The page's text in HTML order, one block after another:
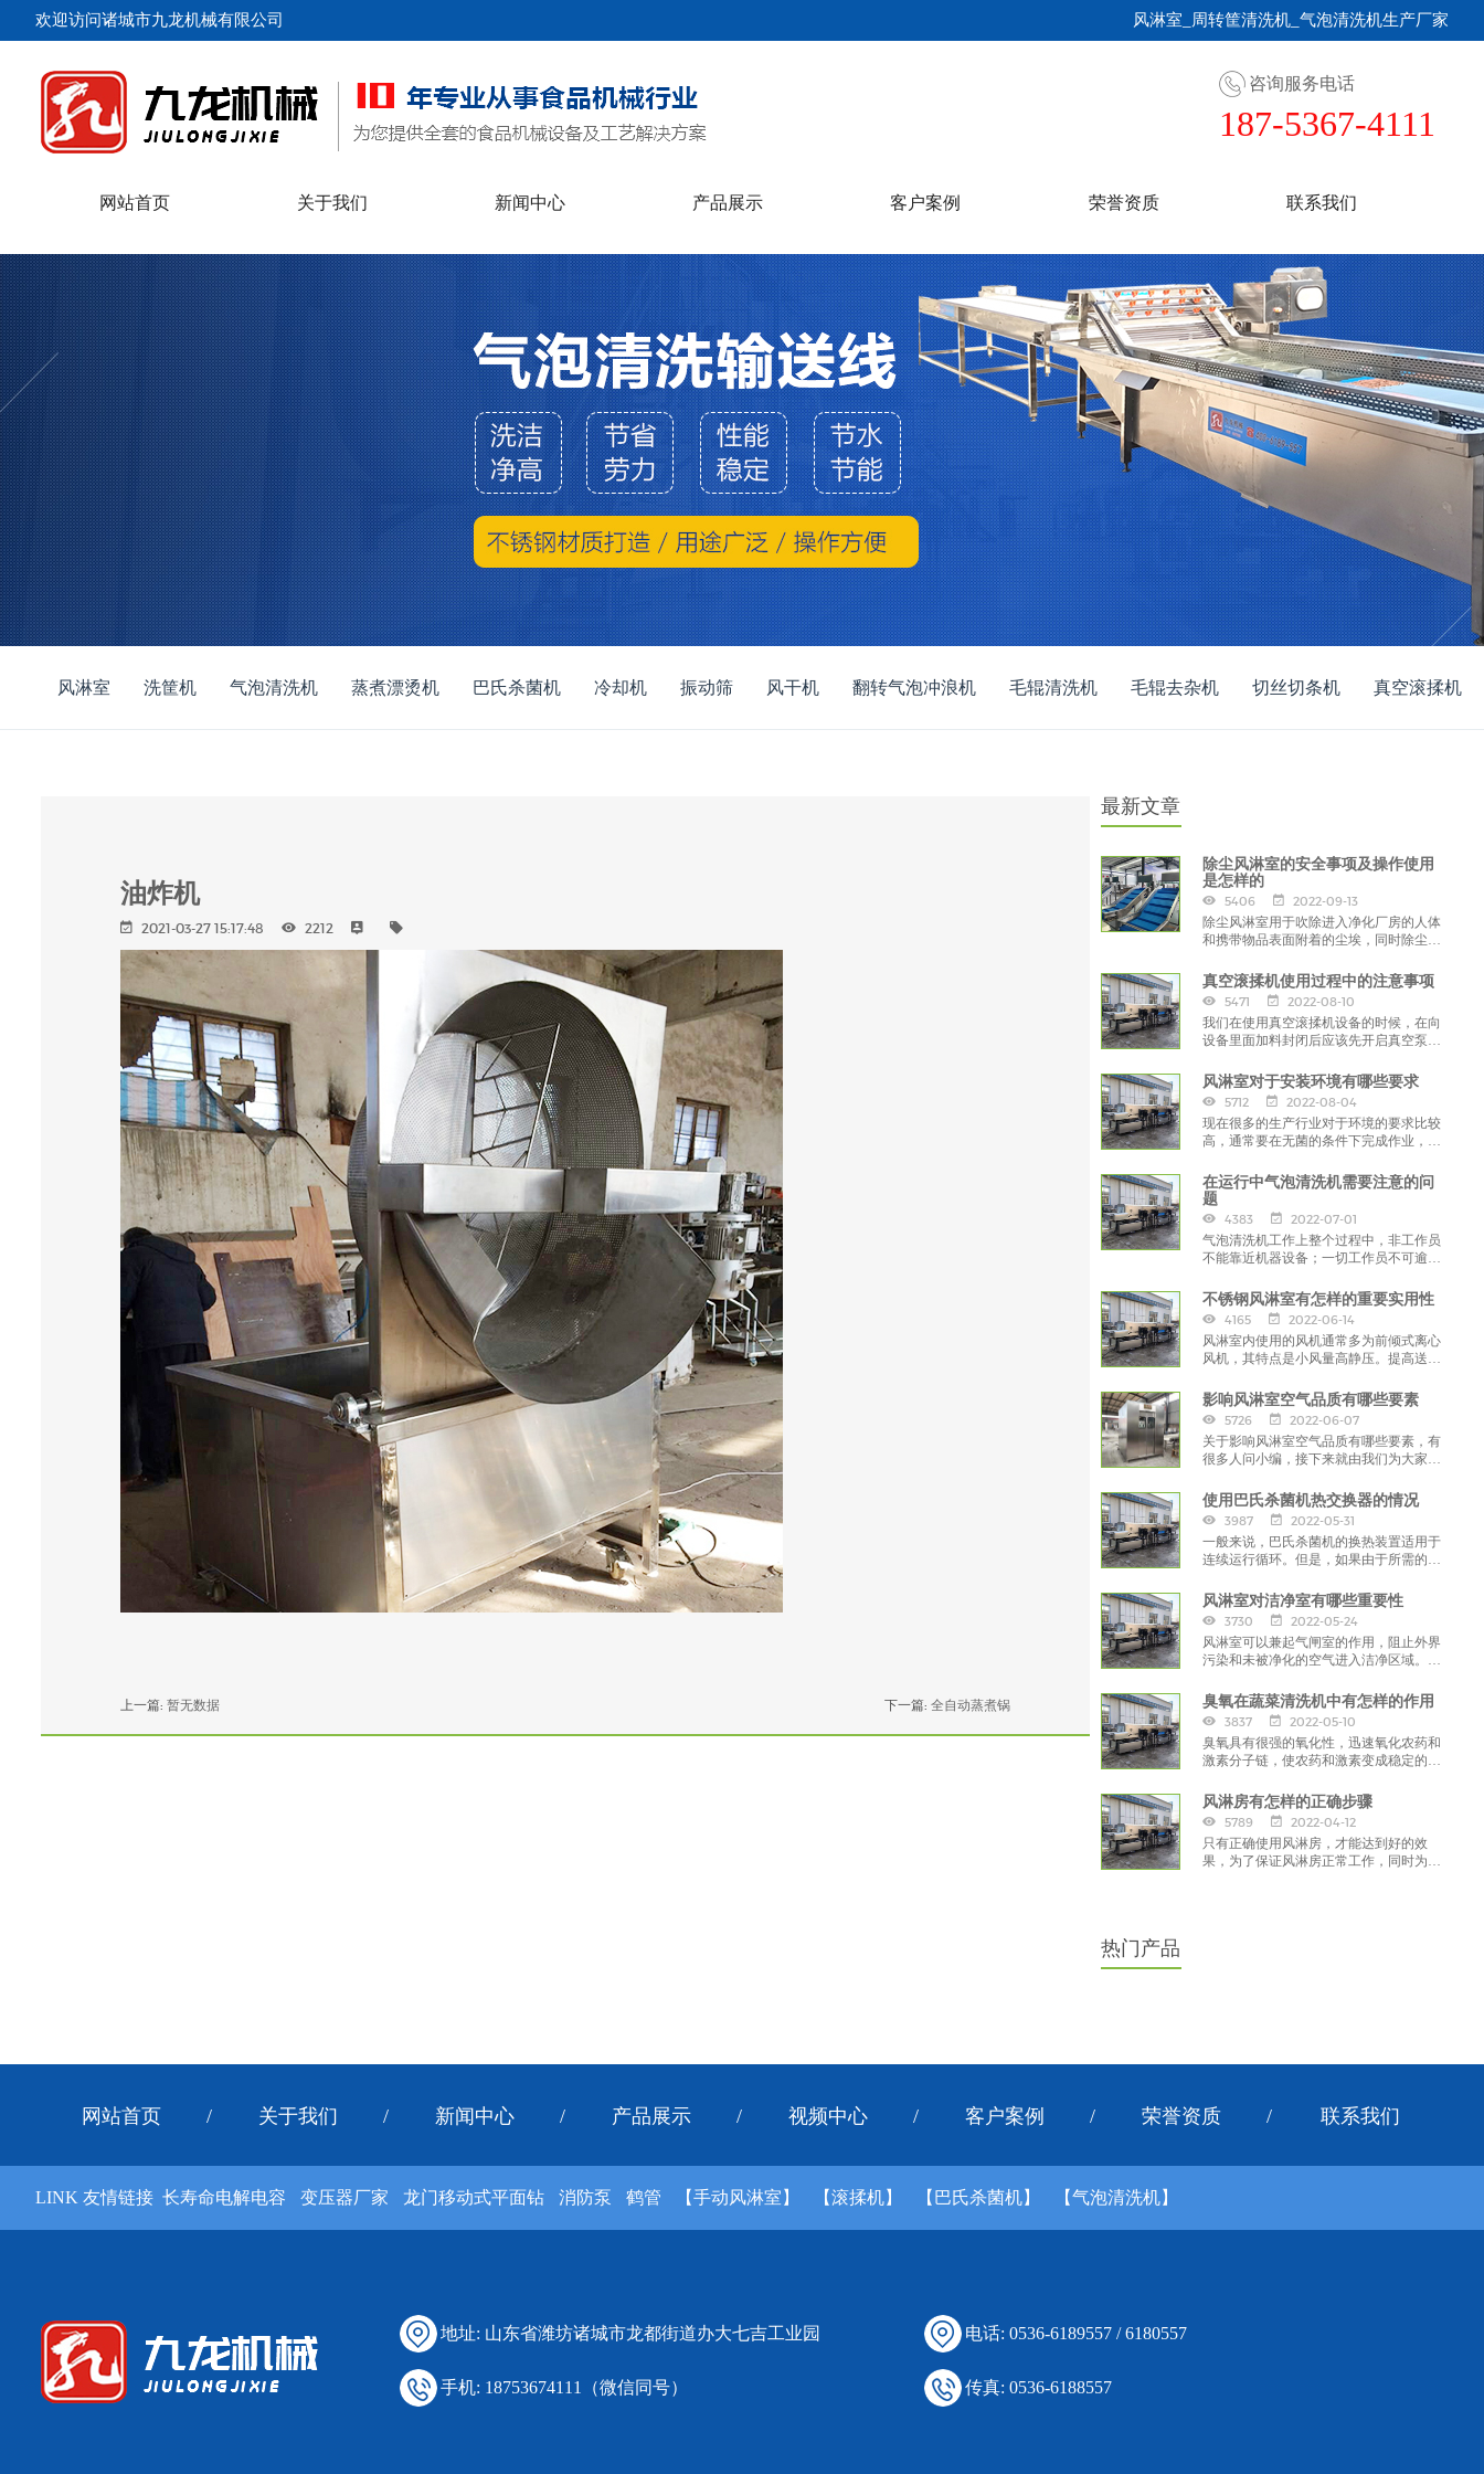
欢迎访问诸城市九龙机械有限公司 风淋室_周转筐清洗机_气泡清洗机生产厂家
咨询服务电话
187-5367-4111
网站首页 关于我们 新闻中心 产品展示 客户案例 荣誉资质 联系我们
风淋室 洗筐机 气泡清洗机 蒸煮漂烫机 巴氏杀菌机 冷却机 振动筛 风干机 翻转气泡冲浪机 毛辊清洗机 毛辊去杂机 切丝切条机 真空滚揉机
油炸机
2021-03-27 15:17:48 2212
上一篇: 暂无数据 下一篇: 全自动蒸煮锅
最新文章
除尘风淋室的安全事项及操作使用
是怎样的
5406
2022-09-13
除尘风淋室用于吹除进入净化厂房的人体
和携带物品表面附着的尘埃，同时除尘风
气进入洁净区域，
真空滚揉机使用过程中的注意事项
5471
2022-08-10
我们在使用真空滚揉机设备的时候，在向
设备里面加料封闭后应该先开启真空泵抽
风淋室对于安装环境有哪些要求
5712
2022-08-04
现在很多的生产行业对于环境的要求比较
高，通常要在无菌的条件下完成作业，以
使用风淋室。
在运行中气泡清洗机需要注意的问
题
4383
2022-07-01
气泡清洗机工作上整个过程中，非工作员
不能靠近机器设备；一切工作员不可逾越
量立刻停止运作，
不锈钢风淋室有怎样的重要实用性
4165
2022-06-14
风淋室内使用的风机通常多为前倾式离心
风机，其特点是小风量高静压。提高送风
要求，
影响风淋室空气品质有哪些要素
5726
2022-06-07
关于影响风淋室空气品质有哪些要素，有
很多人问小编，接下来就由我们为大家解
使用巴氏杀菌机热交换器的情况
3987
2022-05-31
一般来说，巴氏杀菌机的换热装置适用于
连续运行循环。但是，如果由于所需的热
须提前采取预防措施，
风淋室对洁净室有哪些重要性
3730
2022-05-24
风淋室可以兼起气闸室的作用，阻止外界
污染和未被净化的空气进入洁净区域。工
臭氧在蔬菜清洗机中有怎样的作用
3837
2022-05-10
臭氧具有很强的氧化性，迅速氧化农药和
激素分子链，使农药和激素变成稳定的无
有很强的渗透性，
风淋房有怎样的正确步骤
5789
2022-04-12
只有正确使用风淋房，才能达到好的效
果，为了保证风淋房正常工作，同时为了
热门产品
网站首页 / 关于我们 / 新闻中心 / 产品展示 / 视频中心 / 客户案例 / 荣誉资质 / 联系我们
LINK 友情链接 长寿命电解电容 变压器厂家 龙门移动式平面钻 消防泵 鹤管 【手动风淋室】 【滚揉机】 【巴氏杀菌机】 【气泡清洗机】
地址: 山东省潍坊诸城市龙都街道办大七吉工业园
手机: 18753674111（微信同号）
电话: 0536-6189557 / 6180557
传真: 0536-6188557